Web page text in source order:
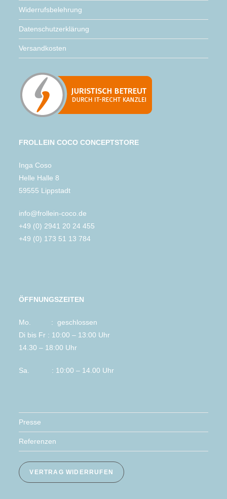
Widerrufsbelehrung
Datenschutzerklärung
Versandkosten
FROLLEIN COCO CONCEPTSTORE
Inga Coso
Helle Halle 8
59555 Lippstadt
info@frollein-coco.de
+49 (0) 2941 20 24 455
+49 (0) 173 51 13 784
ÖFFNUNGSZEITEN
Mo. : geschlossen
Di bis Fr : 10:00 – 13:00 Uhr
14.30 – 18:00 Uhr
Sa. : 10:00 – 14.00 Uhr
Presse
Referenzen
VERTRAG WIDERRUFEN